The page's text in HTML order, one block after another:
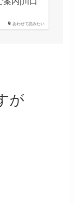
あわせて読みたい
が